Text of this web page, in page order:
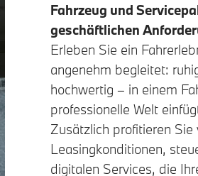
Fahrzeug und
geschäftlichen
Erleben Sie ein
angenehm begleitet:
hochwertig – in einem
professionelle Welt
Zusätzlich profitieren Sie
Leasingkonditionen,
digitalen Services, die